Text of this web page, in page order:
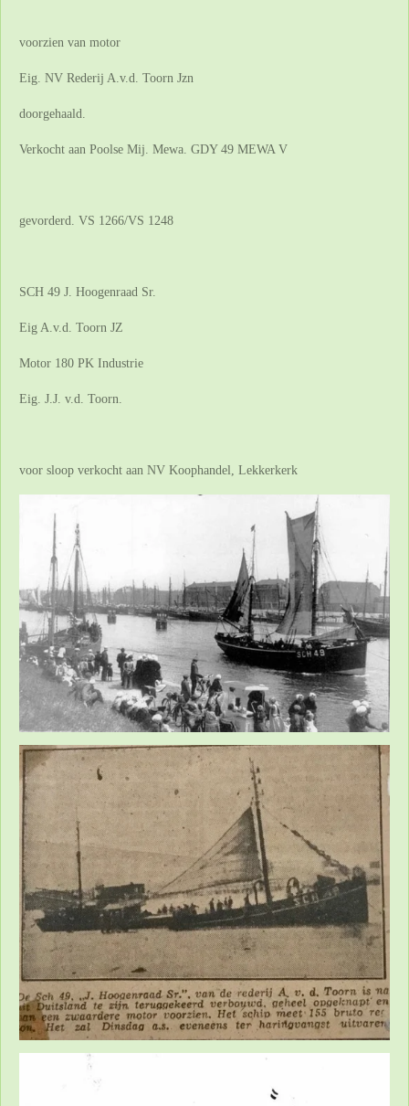
voorzien van motor
Eig. NV Rederij A.v.d. Toorn Jzn
doorgehaald.
Verkocht aan Poolse Mij. Mewa. GDY 49 MEWA V
gevorderd. VS 1266/VS 1248
SCH 49 J. Hoogenraad Sr.
Eig A.v.d. Toorn JZ
Motor 180 PK Industrie
Eig. J.J. v.d. Toorn.
voor sloop verkocht aan NV Koophandel, Lekkerkerk